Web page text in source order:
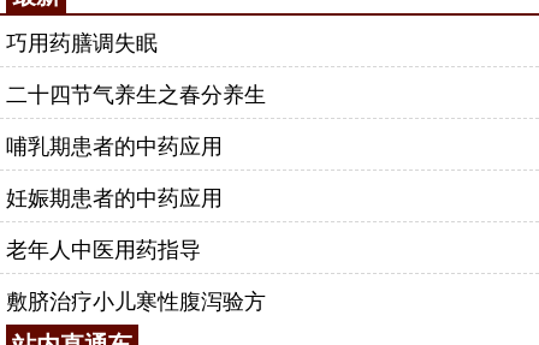
巧用药膳调失眠
二十四节气养生之春分养生
哺乳期患者的中药应用
妊娠期患者的中药应用
老年人中医用药指导
敷脐治疗小儿寒性腹泻验方